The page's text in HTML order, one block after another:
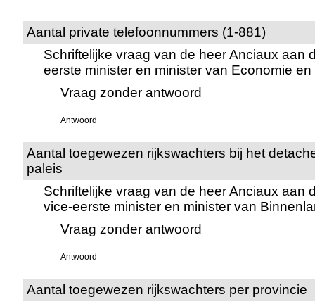
Aantal private telefoonnummers (1-881)
Schriftelijke vraag van de heer Anciaux aan
eerste minister en minister van Economie
Vraag zonder antwoord
Antwoord
Aantal toegewezen rijkswachters bij het
paleis
Schriftelijke vraag van de heer Anciaux aan
vice-eerste minister en minister van
Vraag zonder antwoord
Antwoord
Aantal toegewezen rijkswachters per provincie